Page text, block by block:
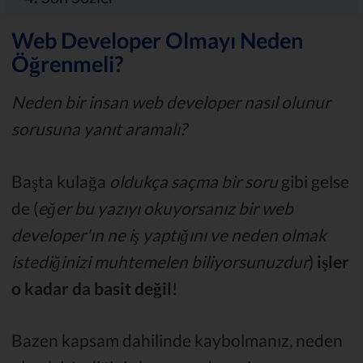
Web Developer Olmayı Neden
Öğrenmeli?
Neden bir insan web developer nasıl olunur
sorusuna yanıt aramalı?
Başta kulağa oldukça saçma bir soru gibi gelse
de (eğer bu yazıyı okuyorsanız bir web
developer'ın ne iş yaptığını ve neden olmak
istediğinizi muhtemelen biliyorsunuzdur) işler
o kadar da basit değil !
Bazen kapsam dahilinde kaybolmanız, neden